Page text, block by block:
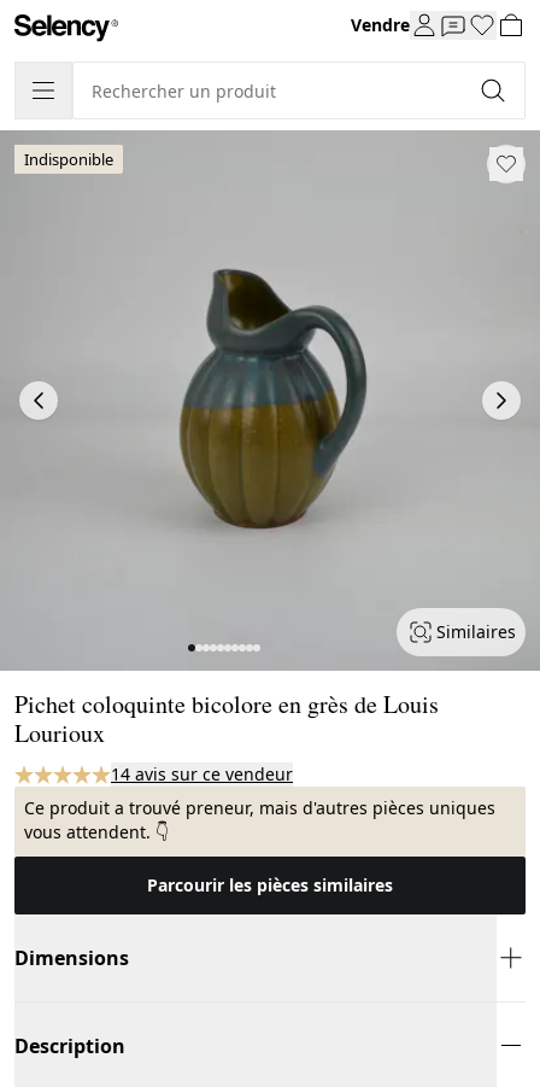
Vendre
Indisponible
Similaires
Pichet coloquinte bicolore en grès de Louis
Lourioux
14 avis sur ce vendeur
Ce produit a trouvé preneur, mais d'autres pièces uniques
vous attendent. 👇
Parcourir les pièces similaires
Dimensions
Description